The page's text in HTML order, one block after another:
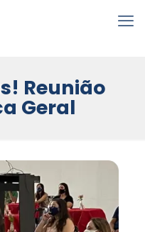
Reunião
Geral